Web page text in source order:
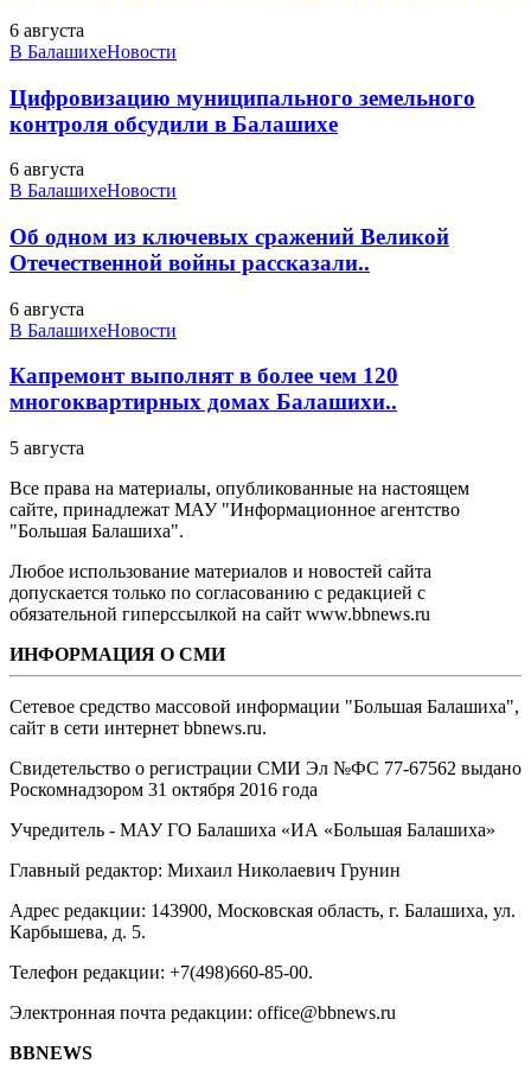
6 августа
В БалашихеНовости
Цифровизацию муниципального земельного
контроля обсудили в Балашихе
6 августа
В БалашихеНовости
Об одном из ключевых сражений Великой
Отечественной войны рассказали..
6 августа
В БалашихеНовости
Капремонт выполнят в более чем 120
многоквартирных домах Балашихи..
5 августа
Все права на материалы, опубликованные на настоящем
сайте, принадлежат МАУ "Информационное агентство
"Большая Балашиха".
Любое использование материалов и новостей сайта
допускается только по согласованию с редакцией с
обязательной гиперссылкой на сайт www.bbnews.ru
ИНФОРМАЦИЯ О СМИ
Сетевое средство массовой информации "Большая Балашиха",
сайт в сети интернет bbnews.ru.
Свидетельство о регистрации СМИ Эл №ФС ‎77-67562 выдано
Роскомнадзором 31 октября 2016 года
Учредитель - МАУ ГО Балашиха «ИА «Большая Балашиха»
Главный редактор: Михаил Николаевич Грунин
Адрес редакции: 143900, Московская область, г. Балашиха, ул.
Карбышева, д. 5.
Телефон редакции: +7(498)660-85-00.
Электронная почта редакции: office@bbnews.ru
BBNEWS